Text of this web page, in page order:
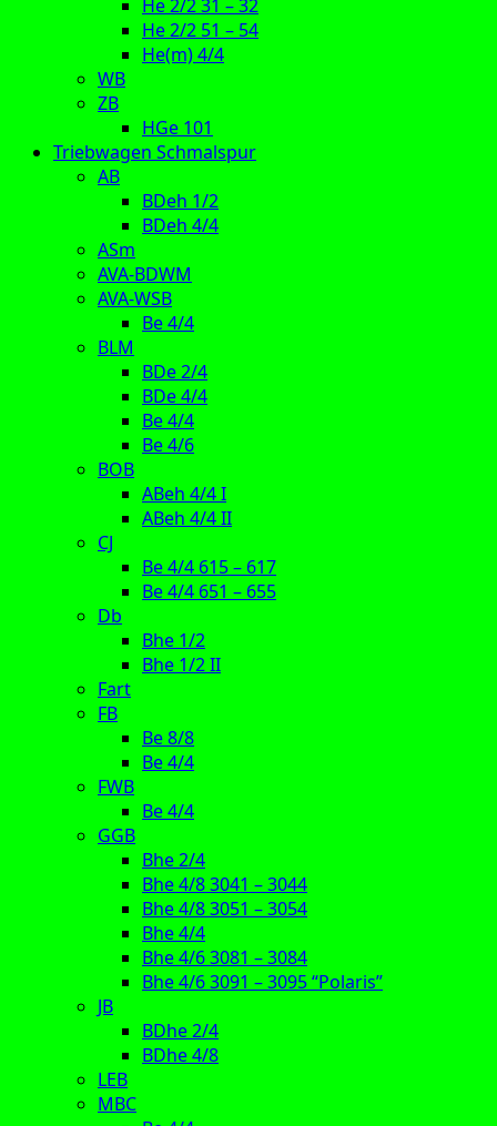
He 2/2 31 – 32
He 2/2 51 – 54
He(m) 4/4
WB
ZB
HGe 101
Triebwagen Schmalspur
AB
BDeh 1/2
BDeh 4/4
ASm
AVA-BDWM
AVA-WSB
Be 4/4
BLM
BDe 2/4
BDe 4/4
Be 4/4
Be 4/6
BOB
ABeh 4/4 I
ABeh 4/4 II
CJ
Be 4/4 615 – 617
Be 4/4 651 – 655
Db
Bhe 1/2
Bhe 1/2 II
Fart
FB
Be 8/8
Be 4/4
FWB
Be 4/4
GGB
Bhe 2/4
Bhe 4/8 3041 – 3044
Bhe 4/8 3051 – 3054
Bhe 4/4
Bhe 4/6 3081 – 3084
Bhe 4/6 3091 – 3095 “Polaris”
JB
BDhe 2/4
BDhe 4/8
LEB
MBC